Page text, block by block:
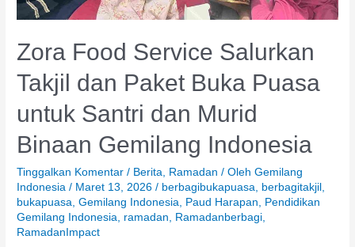
Zora Food Service Salurkan
Takjil dan Paket Buka Puasa
untuk Santri dan Murid
Binaan Gemilang Indonesia
Tinggalkan Komentar / Berita Ramadan / OlehGemilang
Indonesia/ Maret 13, 2026/ berbagibukapuasa berbagitakjil
bukapuasa ,Gemilang Indonesia Paud Harapan
Pendidikan
Gemilang Indonesia
ramadan Ramadanberbagi
RamadanImpact
Indonesia